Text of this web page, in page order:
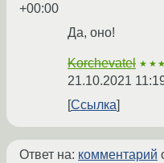
+00:00
Да, оно!
Korchevatel
21.10.2021
Ссылка
Ответ на: комментарий